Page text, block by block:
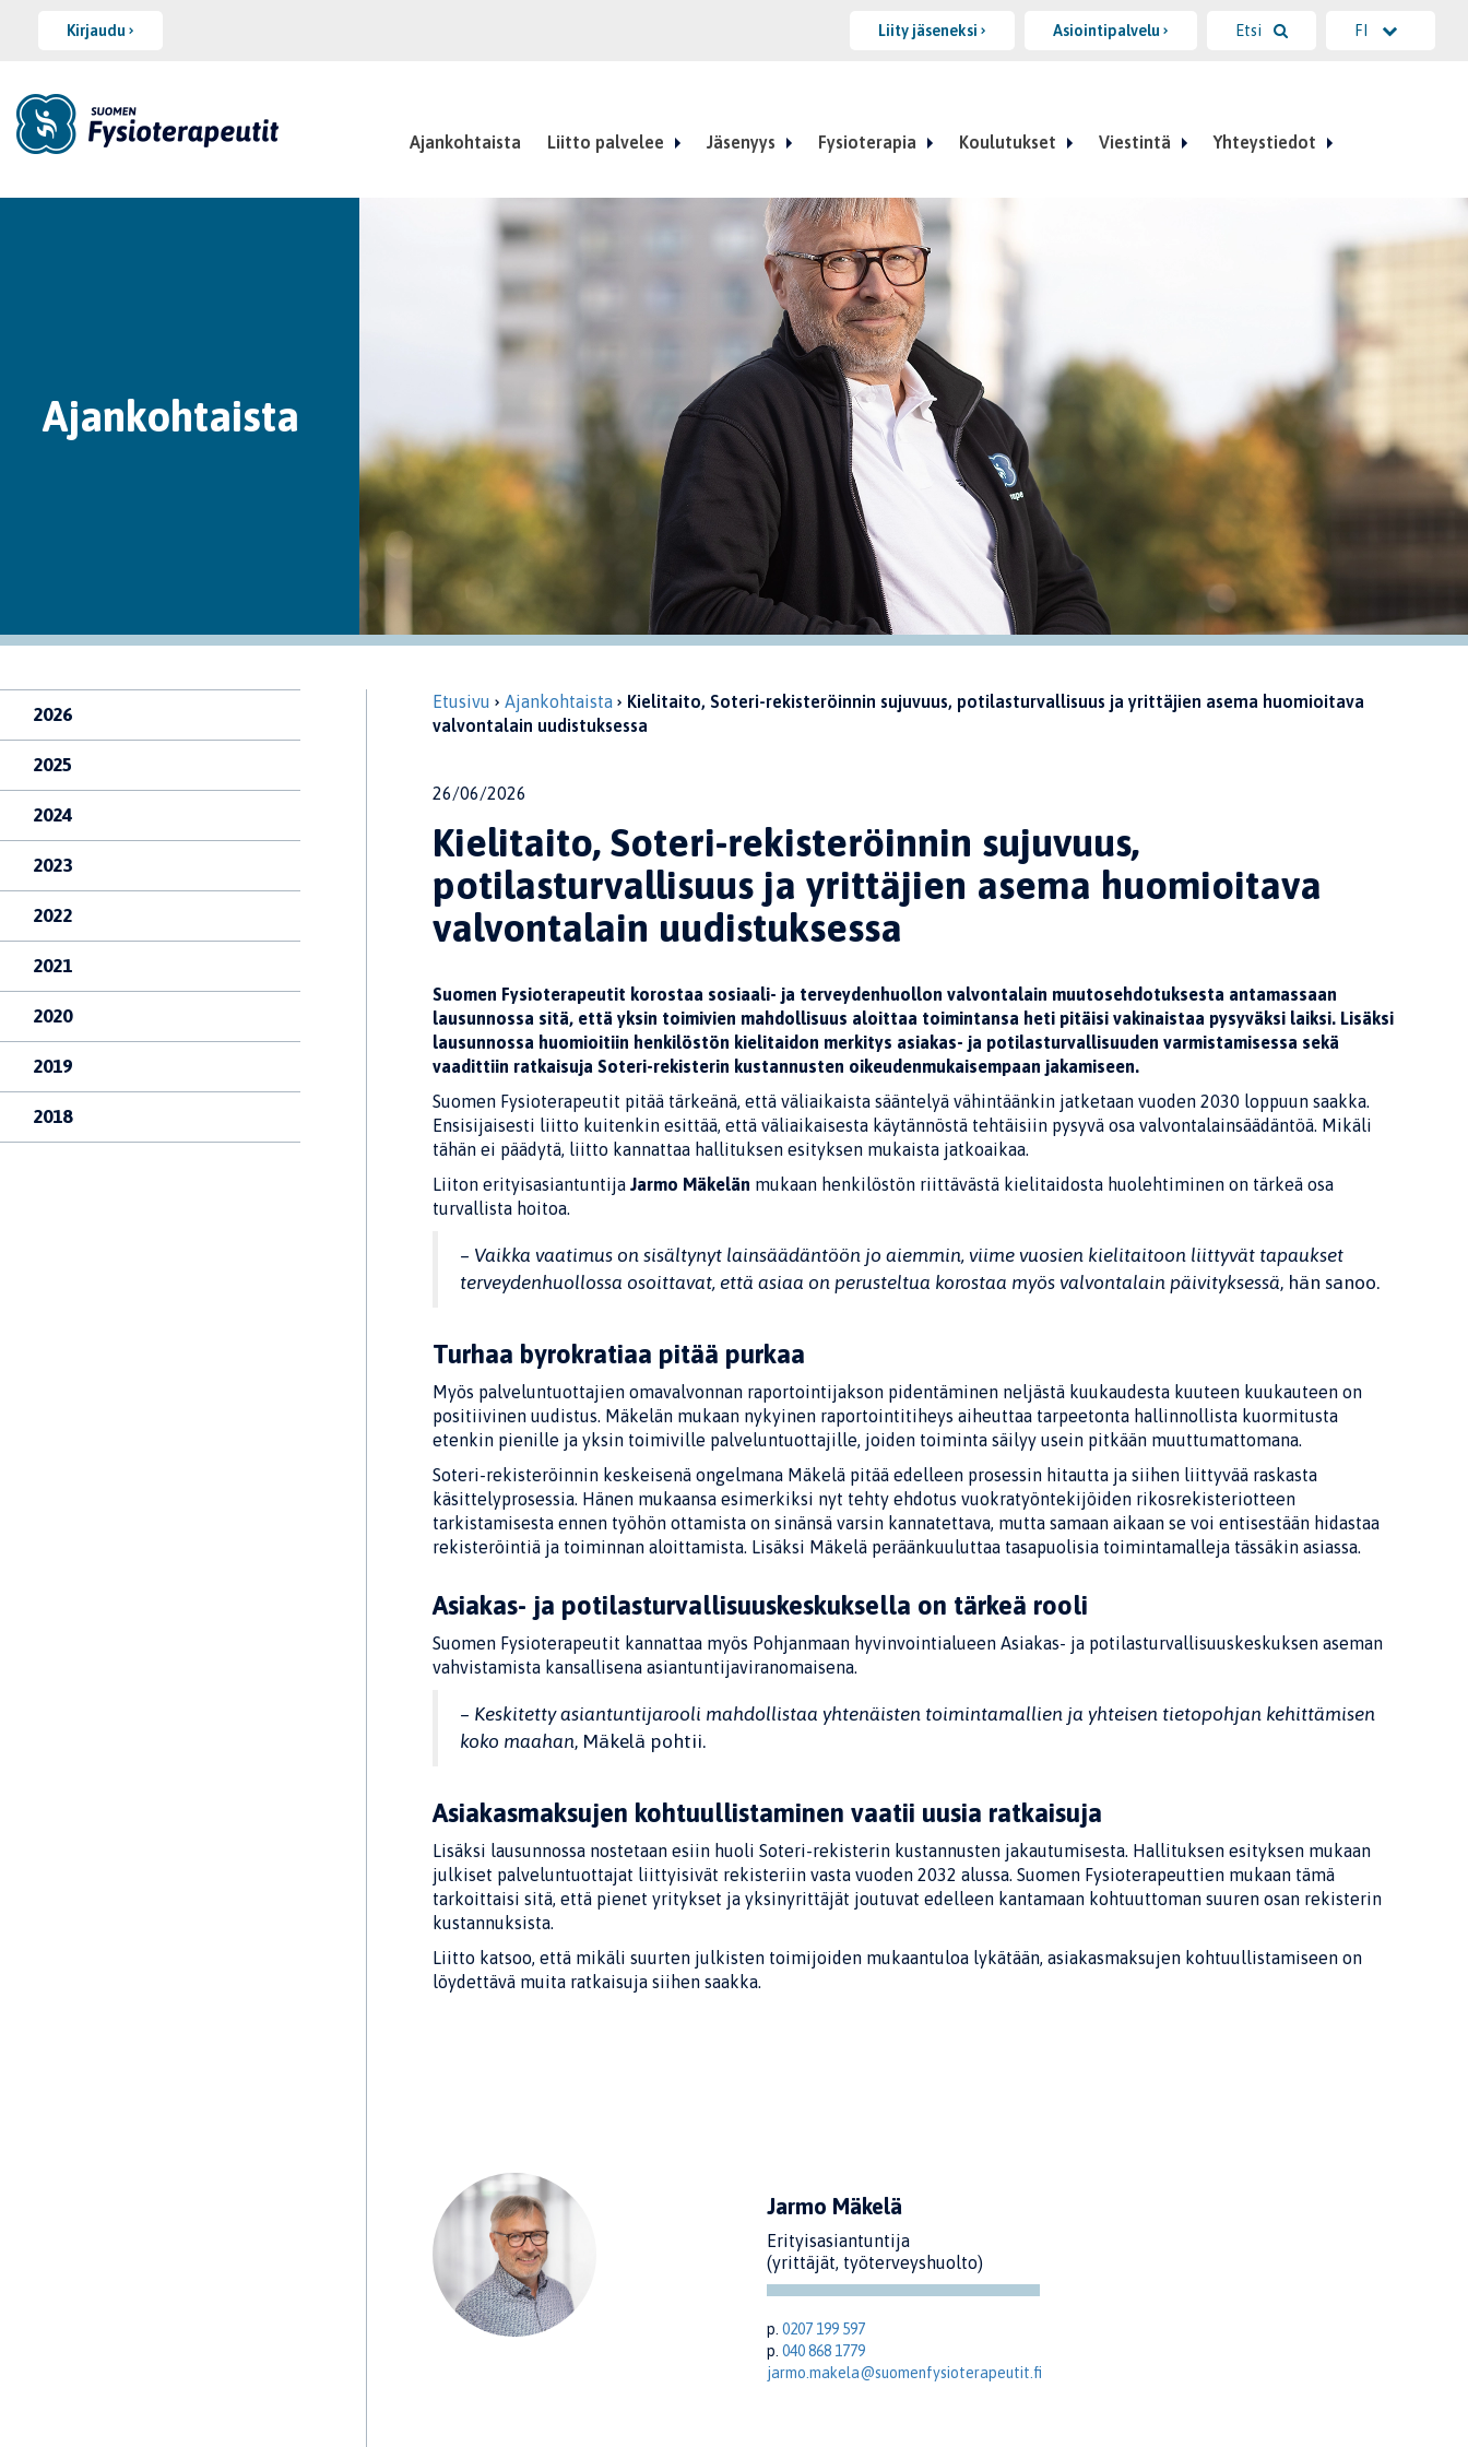
Kirjaudu Liity jäseneksi Asiointipalvelu Etsi FI
Ajankohtaista Liitto palvelee Jäsenyys Fysioterapia Koulutukset Viestintä Yhteystiedot
Ajankohtaista
2026
2025
2024
2023
2022
2021
2020
2019
2018
Etusivu Ajankohtaista
Kielitaito, Soteri-rekisteröinnin sujuvuus, potilasturvallisuus ja yrittäjien asema huomioitava
valvontalain uudistuksessa
26/06/2026
Kielitaito, Soteri-rekisteröinnin sujuvuus,
potilasturvallisuus ja yrittäjien asema huomioitava
valvontalain uudistuksessa
Suomen Fysioterapeutit korostaa sosiaali- ja terveydenhuollon valvontalain muutosehdotuksesta antamassaan
lausunnossa sitä, että yksin toimivien mahdollisuus aloittaa toimintansa heti pitäisi vakinaistaa pysyväksi laiksi. Lisäksi
lausunnossa huomioitiin henkilöstön kielitaidon merkitys asiakas- ja potilasturvallisuuden varmistamisessa sekä
vaadittiin ratkaisuja Soteri-rekisterin kustannusten oikeudenmukaisempaan jakamiseen.
Suomen Fysioterapeutit pitää tärkeänä, että väliaikaista sääntelyä vähintäänkin jatketaan vuoden 2030 loppuun saakka.
Ensisijaisesti liitto kuitenkin esittää, että väliaikaisesta käytännöstä tehtäisiin pysyvä osa valvontalainsäädäntöä. Mikäli
tähän ei päädytä, liitto kannattaa hallituksen esityksen mukaista jatkoaikaa.
Liiton erityisasiantuntija Jarmo Mäkelän mukaan henkilöstön riittävästä kielitaidosta huolehtiminen on tärkeä osa
turvallista hoitoa.
– Vaikka vaatimus on sisältynyt lainsäädäntöön jo aiemmin, viime vuosien kielitaitoon liittyvät tapaukset
terveydenhuollossa osoittavat, että asiaa on perusteltua korostaa myös valvontalain päivityksessä, hän sanoo.
Turhaa byrokratiaa pitää purkaa
Myös palveluntuottajien omavalvonnan raportointijakson pidentäminen neljästä kuukaudesta kuuteen kuukauteen on
positiivinen uudistus. Mäkelän mukaan nykyinen raportointitiheys aiheuttaa tarpeetonta hallinnollista kuormitusta
etenkin pienille ja yksin toimiville palveluntuottajille, joiden toiminta säilyy usein pitkään muuttumattomana.
Soteri-rekisteröinnin keskeisenä ongelmana Mäkelä pitää edelleen prosessin hitautta ja siihen liittyvää raskasta
käsittelyprosessia. Hänen mukaansa esimerkiksi nyt tehty ehdotus vuokratyöntekijöiden rikosrekisteriotteen
tarkistamisesta ennen työhön ottamista on sinänsä varsin kannatettava, mutta samaan aikaan se voi entisestään hidastaa
rekisteröintiä ja toiminnan aloittamista. Lisäksi Mäkelä peräänkuuluttaa tasapuolisia toimintamalleja tässäkin asiassa.
Asiakas- ja potilasturvallisuuskeskuksella on tärkeä rooli
Suomen Fysioterapeutit kannattaa myös Pohjanmaan hyvinvointialueen Asiakas- ja potilasturvallisuuskeskuksen aseman
vahvistamista kansallisena asiantuntijaviranomaisena.
– Keskitetty asiantuntijarooli mahdollistaa yhtenäisten toimintamallien ja yhteisen tietopohjan kehittämisen
koko maahan, Mäkelä pohtii.
Asiakasmaksujen kohtuullistaminen vaatii uusia ratkaisuja
Lisäksi lausunnossa nostetaan esiin huoli Soteri-rekisterin kustannusten jakautumisesta. Hallituksen esityksen mukaan
julkiset palveluntuottajat liittyisivät rekisteriin vasta vuoden 2032 alussa. Suomen Fysioterapeuttien mukaan tämä
tarkoittaisi sitä, että pienet yritykset ja yksinyrittäjät joutuvat edelleen kantamaan kohtuuttoman suuren osan rekisterin
kustannuksista.
Liitto katsoo, että mikäli suurten julkisten toimijoiden mukaantuloa lykätään, asiakasmaksujen kohtuullistamiseen on
löydettävä muita ratkaisuja siihen saakka.
Jarmo Mäkelä
Erityisasiantuntija
(yrittäjät, työterveyshuolto)
p. 0207 199 597
p. 040 868 1779
jarmo.makela@suomenfysioterapeutit.fi